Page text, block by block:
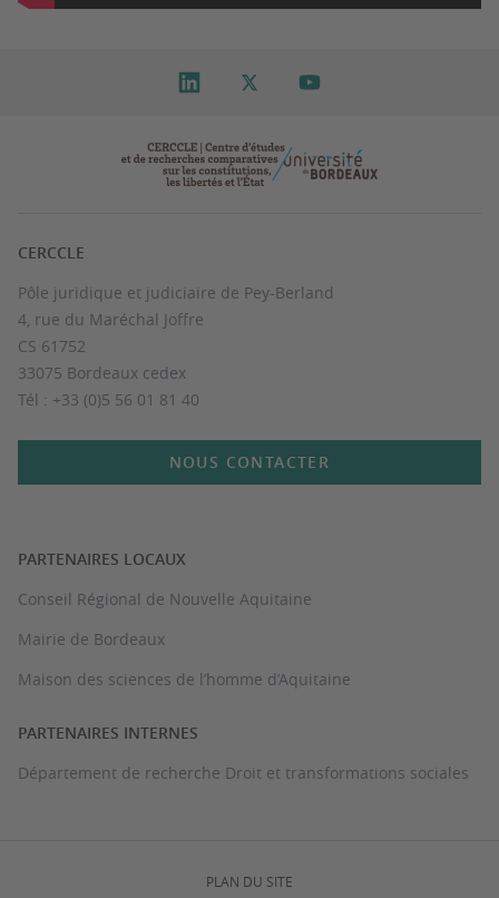
CERCCLE
Pôle juridique et judiciaire de Pey-Berland
4, rue du Maréchal Joffre
CS 61752
33075 Bordeaux cedex
Tél : +33 (0)5 56 01 81 40
NOUS CONTACTER
PARTENAIRES LOCAUX
Conseil Régional de Nouvelle Aquitaine
Mairie de Bordeaux
Maison des sciences de l’homme d’Aquitaine
PARTENAIRES INTERNES
Département de recherche Droit et transformations sociales
PLAN DU SITE